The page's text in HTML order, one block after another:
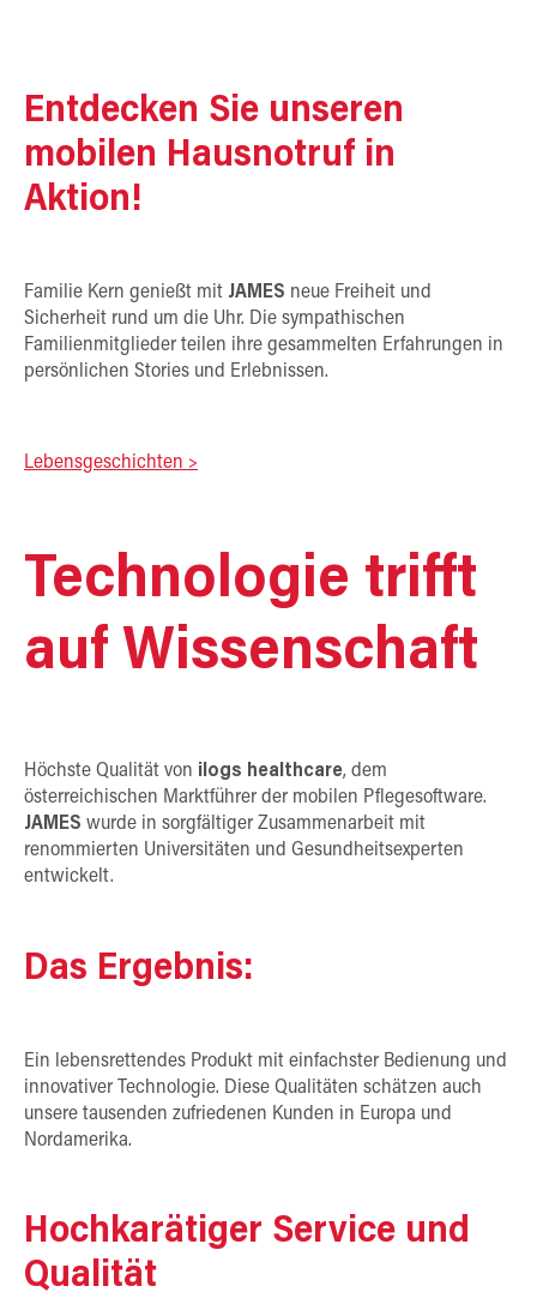
Entdecken Sie unseren
mobilen Hausnotruf in
Aktion!
Familie Kern genießt mit JAMES neue Freiheit und
Sicherheit rund um die Uhr. Die sympathischen
Familienmitglieder teilen ihre gesammelten Erfahrungen in
persönlichen Stories und Erlebnissen.
Lebensgeschichten >
Technologie trifft
auf Wissenschaft
Höchste Qualität von ilogs healthcare, dem
österreichischen Marktführer der mobilen Pflegesoftware.
JAMES wurde in sorgfältiger Zusammenarbeit mit
renommierten Universitäten und Gesundheitsexperten
entwickelt.
Das Ergebnis:
Ein lebensrettendes Produkt mit einfachster Bedienung und
innovativer Technologie. Diese Qualitäten schätzen auch
unsere tausenden zufriedenen Kunden in Europa und
Nordamerika.
Hochkarätiger Service und
Qualität